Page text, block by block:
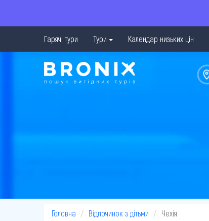
Гарячі тури Тури Календар низьких цін
Головна Відпочинок з дітьми Чехія